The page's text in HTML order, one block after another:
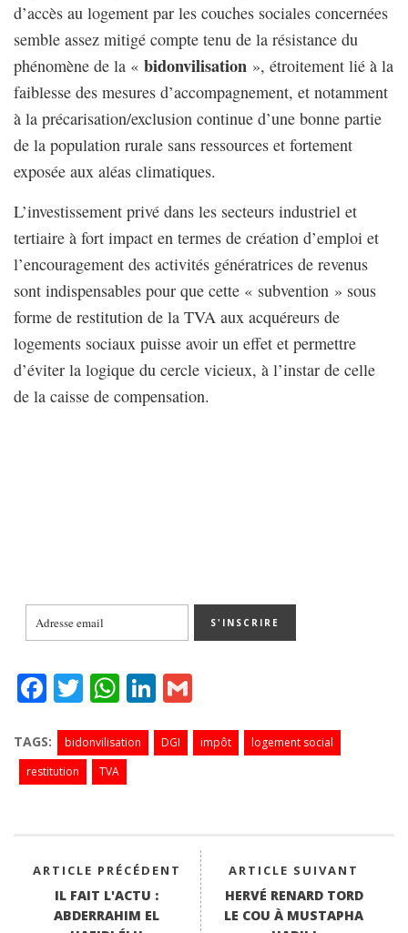
d’accès au logement par les couches sociales concernées
semble assez mitigé compte tenu de la résistance du
phénomène de la « bidonvilisation », étroitement lié à la
faiblesse des mesures d’accompagnement, et notamment
à la précarisation/exclusion continue d’une bonne partie
de la population rurale sans ressources et fortement
exposée aux aléas climatiques.
L’investissement privé dans les secteurs industriel et
tertiaire à fort impact en termes de création d’emploi et
l’encouragement des activités génératrices de revenus
sont indispensables pour que cette « subvention » sous
forme de restitution de la TVA aux acquéreurs de
logements sociaux puisse avoir un effet et permettre
d’éviter la logique du cercle vicieux, à l’instar de celle
de la caisse de compensation.
Fa
bo
ok
T
tte
r
W
ts
A
Li
ed ail
TAGS: bidonvilisation DGI impôt
logement social
restitution
TVA
ARTICLE PRÉCÉDENT
IL FAIT L'ACTU :
ABDERRAHIM EL
ARTICLE SUIVANT
HERVÉ RENARD TORD
LE COU À MUSTAPHA